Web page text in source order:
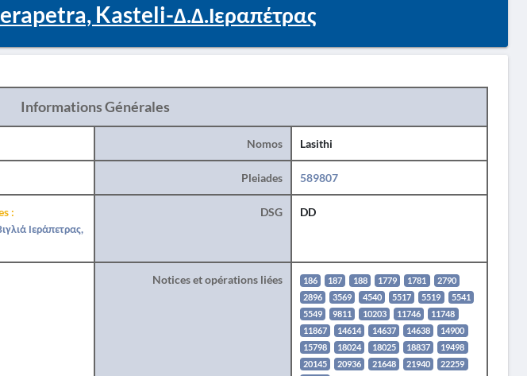
Kasteli-Δ.Δ.Ιεραπέτρας
Informations Générales
Nomos Lasithi
Pleiades 589807
:
Ιεράπετρας,
DSG DD
Notices et opérations liées 186 187 188 1779 1781
2790
2896
3569 4540 5517 5519
5541
5549
9811 10203 11746
11748
11867
14614 14637 14638
14900
15798
18024 18025 18837
19498
20145
20936 21648 21940
22259